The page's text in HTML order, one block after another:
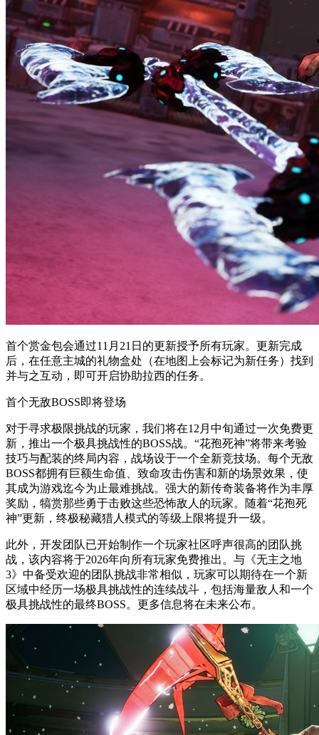
首个赏金包会通过11月21日的更新授予所有玩家。更新完成
后，在任意主城的礼物盒处（在地图上会标记为新任务）找到
并与之互动，即可开启协助拉西的任务。
首个无敌BOSS即将登场
对于寻求极限挑战的玩家，我们将在12月中旬通过一次免费更
新，推出一个极具挑战性的BOSS战。“花孢死神”将带来考验
技巧与配装的终局内容，战场设于一个全新竞技场。每个无敌
BOSS都拥有巨额生命值、致命攻击伤害和新的场景效果，使
其成为游戏迄今为止最难挑战。强大的新传奇装备将作为丰厚
奖励，犒赏那些勇于击败这些恐怖敌人的玩家。随着“花孢死
神”更新，终极秘藏猎人模式的等级上限将提升一级。
此外，开发团队已开始制作一个玩家社区呼声很高的团队挑
战，该内容将于2026年向所有玩家免费推出。与《无主之地
3》中备受欢迎的团队挑战非常相似，玩家可以期待在一个新
区域中经历一场极具挑战性的连续战斗，包括海量敌人和一个
极具挑战性的最终BOSS。更多信息将在未来公布。